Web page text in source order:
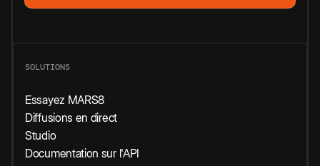
SOLUTIONS
Essayez MARS8
Diffusions en direct
Studio
Documentation sur l'API